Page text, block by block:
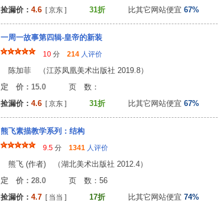
捡漏价： 4.6 [ 京东 ] 31折 比其它网站便宜 67%
一周一故事第四辑-皇帝的新装
10 分 214 人评价
陈加菲 （江苏凤凰美术出版社 2019.8）
定 价：15.0 页 数：
捡漏价： 4.6 [ 京东 ] 31折 比其它网站便宜 67%
熊飞素描教学系列：结构
9.5 分 1341 人评价
熊飞 (作者) （湖北美术出版社 2012.4）
定 价：28.0 页 数：56
捡漏价： 4.7 [ 当当 ] 17折 比其它网站便宜 74%